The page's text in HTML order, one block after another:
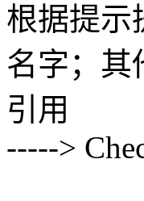
根据提示
名字；其
引用
----->